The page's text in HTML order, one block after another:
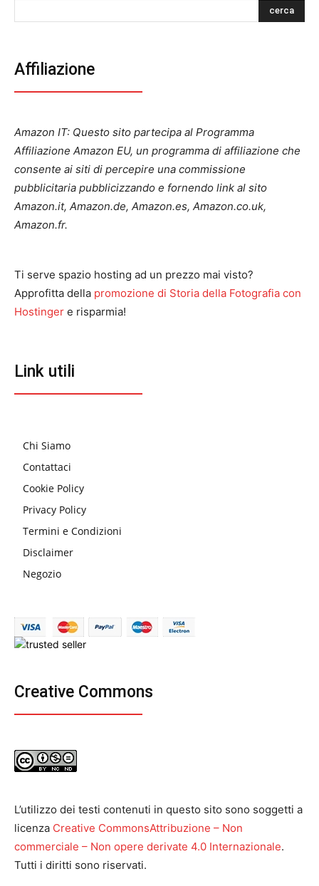
cerca
Affiliazione
Amazon IT: Questo sito partecipa al Programma
Affiliazione Amazon EU, un programma di affiliazione che
consente ai siti di percepire una commissione
pubblicitaria pubblicizzando e fornendo link al sito
Amazon.it, Amazon.de, Amazon.es, Amazon.co.uk,
Amazon.fr.
Ti serve spazio hosting ad un prezzo mai visto?
Approfitta della promozione di Storia della Fotografia con
Hostinger e risparmia!
Link utili
Chi Siamo
Contattaci
Cookie Policy
Privacy Policy
Termini e Condizioni
Disclaimer
Negozio
Creative Commons
L’utilizzo dei testi contenuti in questo sito sono soggetti a
licenza Creative CommonsAttribuzione – Non
commerciale – Non opere derivate 4.0 Internazionale.
Tutti i diritti sono riservati.